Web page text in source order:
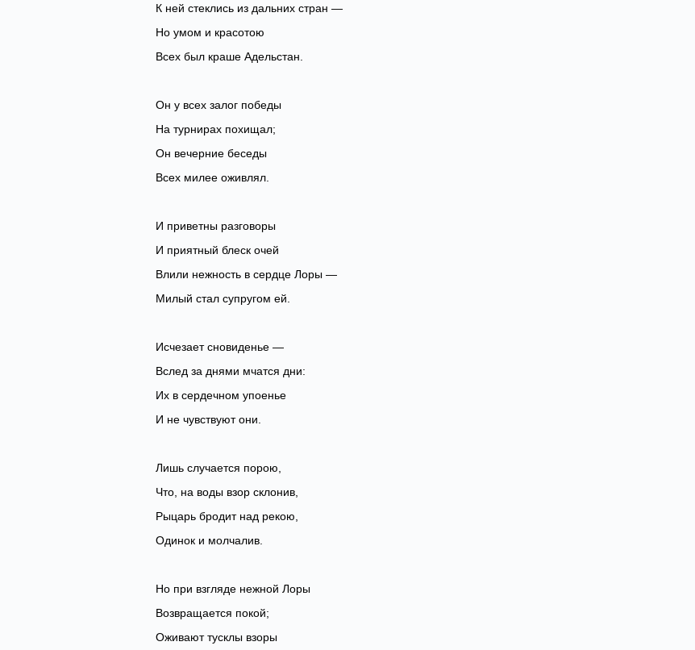
‎К ней стеклись из дальних стран —
Но умом и красотою
‎Всех был краше Адельстан.
Он у всех залог победы
‎На турнирах похищал;
Он вечерние беседы
‎Всех милее оживлял.
И приветны разговоры
‎И приятный блеск очей
Влили нежность в сердце Лоры —
‎Милый стал супругом ей.
Исчезает сновиденье —
‎Вслед за днями мчатся дни:
Их в сердечном упоенье
‎И не чувствуют они.
Лишь случается порою,
‎Что, на воды взор склонив,
Рыцарь бродит над рекою,
‎Одинок и молчалив.
Но при взгляде нежной Лоры
‎Возвращается покой;
Оживают тусклы взоры